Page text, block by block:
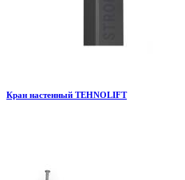
Кран настенный TEHNOLIFT